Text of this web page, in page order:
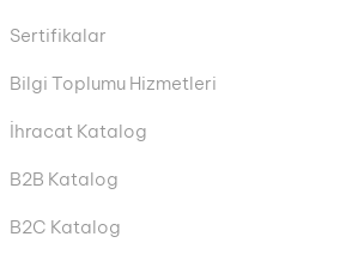
Sertifikalar
Bilgi Toplumu Hizmetleri
İhracat Katalog
B2B Katalog
B2C Katalog